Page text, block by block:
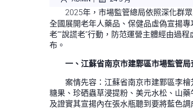
2025年，市場監管總局依照深化群
全國展開老年人藥品、保健品虛偽宣揚
老”“說謊老”行動，防范運營主體經由過
布。
一、江蘇省南京市建鄴區市場監管
案情先容：江蘇省南京市建鄴區李
糖果、珍硒蟲草浸提粉、美元水松、山
及證實其宣揚內在張水瓶聽到要將藍色